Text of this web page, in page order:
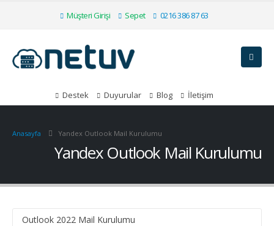
Müşteri Girişi Sepet 0216 386 87 63
Destek Duyurular Blog İletişim
Anasayfa Yandex Outlook Mail Kurulumu
Yandex Outlook Mail Kurulumu
Outlook 2022 Mail Kurulumu